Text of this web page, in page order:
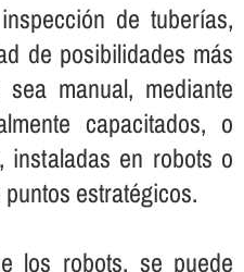
de tuberí­as,
de posibilidades más
manual, mediante
capacitados, o
instaladas en robots o
estratégicos.
los robots, se puede